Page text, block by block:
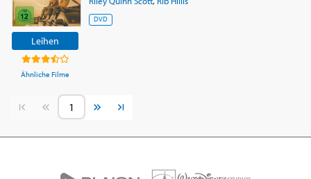
Leihen
Ähnliche Filme
DVD
Vorherige SeiteNächste Seite